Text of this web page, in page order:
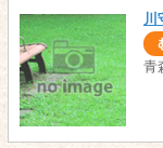
川
青